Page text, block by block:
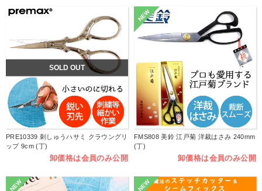
SOLD OUT
PRE10339 刺しゅうハサミ クラウングリ
ップ 9cm (丁)
卸価格は会員のみ公開
NEW
FMS808 美鈴 江戸菊 洋裁はさみ 240mm
(丁)
卸価格は会員のみ公開
NEW NEW